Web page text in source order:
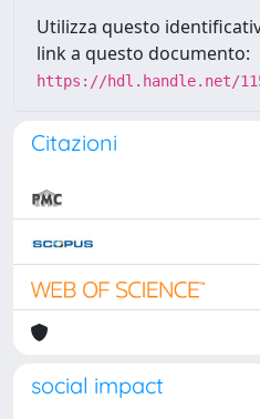
Utilizza questo
link a questo documento:
https://hdl.handle.net/
Citazioni
social impact